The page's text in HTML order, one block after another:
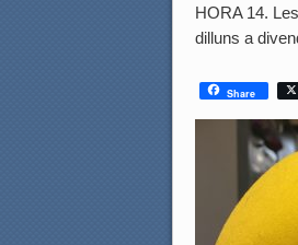
HORA 14.
dilluns a
Share